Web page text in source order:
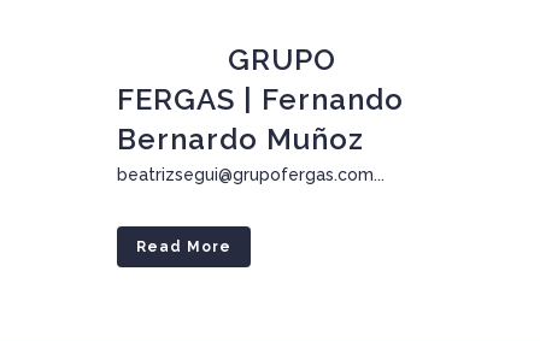
GRUPO
FERGAS | Fernando
Bernardo Muñoz
beatrizsegui@grupofergas.com...
Read More